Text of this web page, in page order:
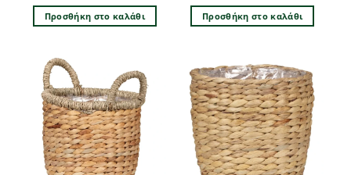
Προσθήκη στο καλάθι Προσθήκη στο καλάθι